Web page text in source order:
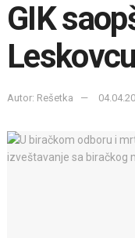
GIK
Leskovcu
Autor: Rešetka